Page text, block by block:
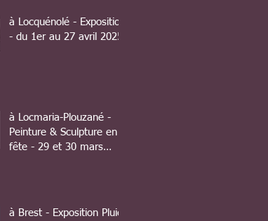
à Locquénolé - Exposition
- du 1er au 27 avril 2025
à Locmaria-Plouzané -
Peinture & Sculpture en
fête - 29 et 30 mars
à Brest - Exposition Pluie